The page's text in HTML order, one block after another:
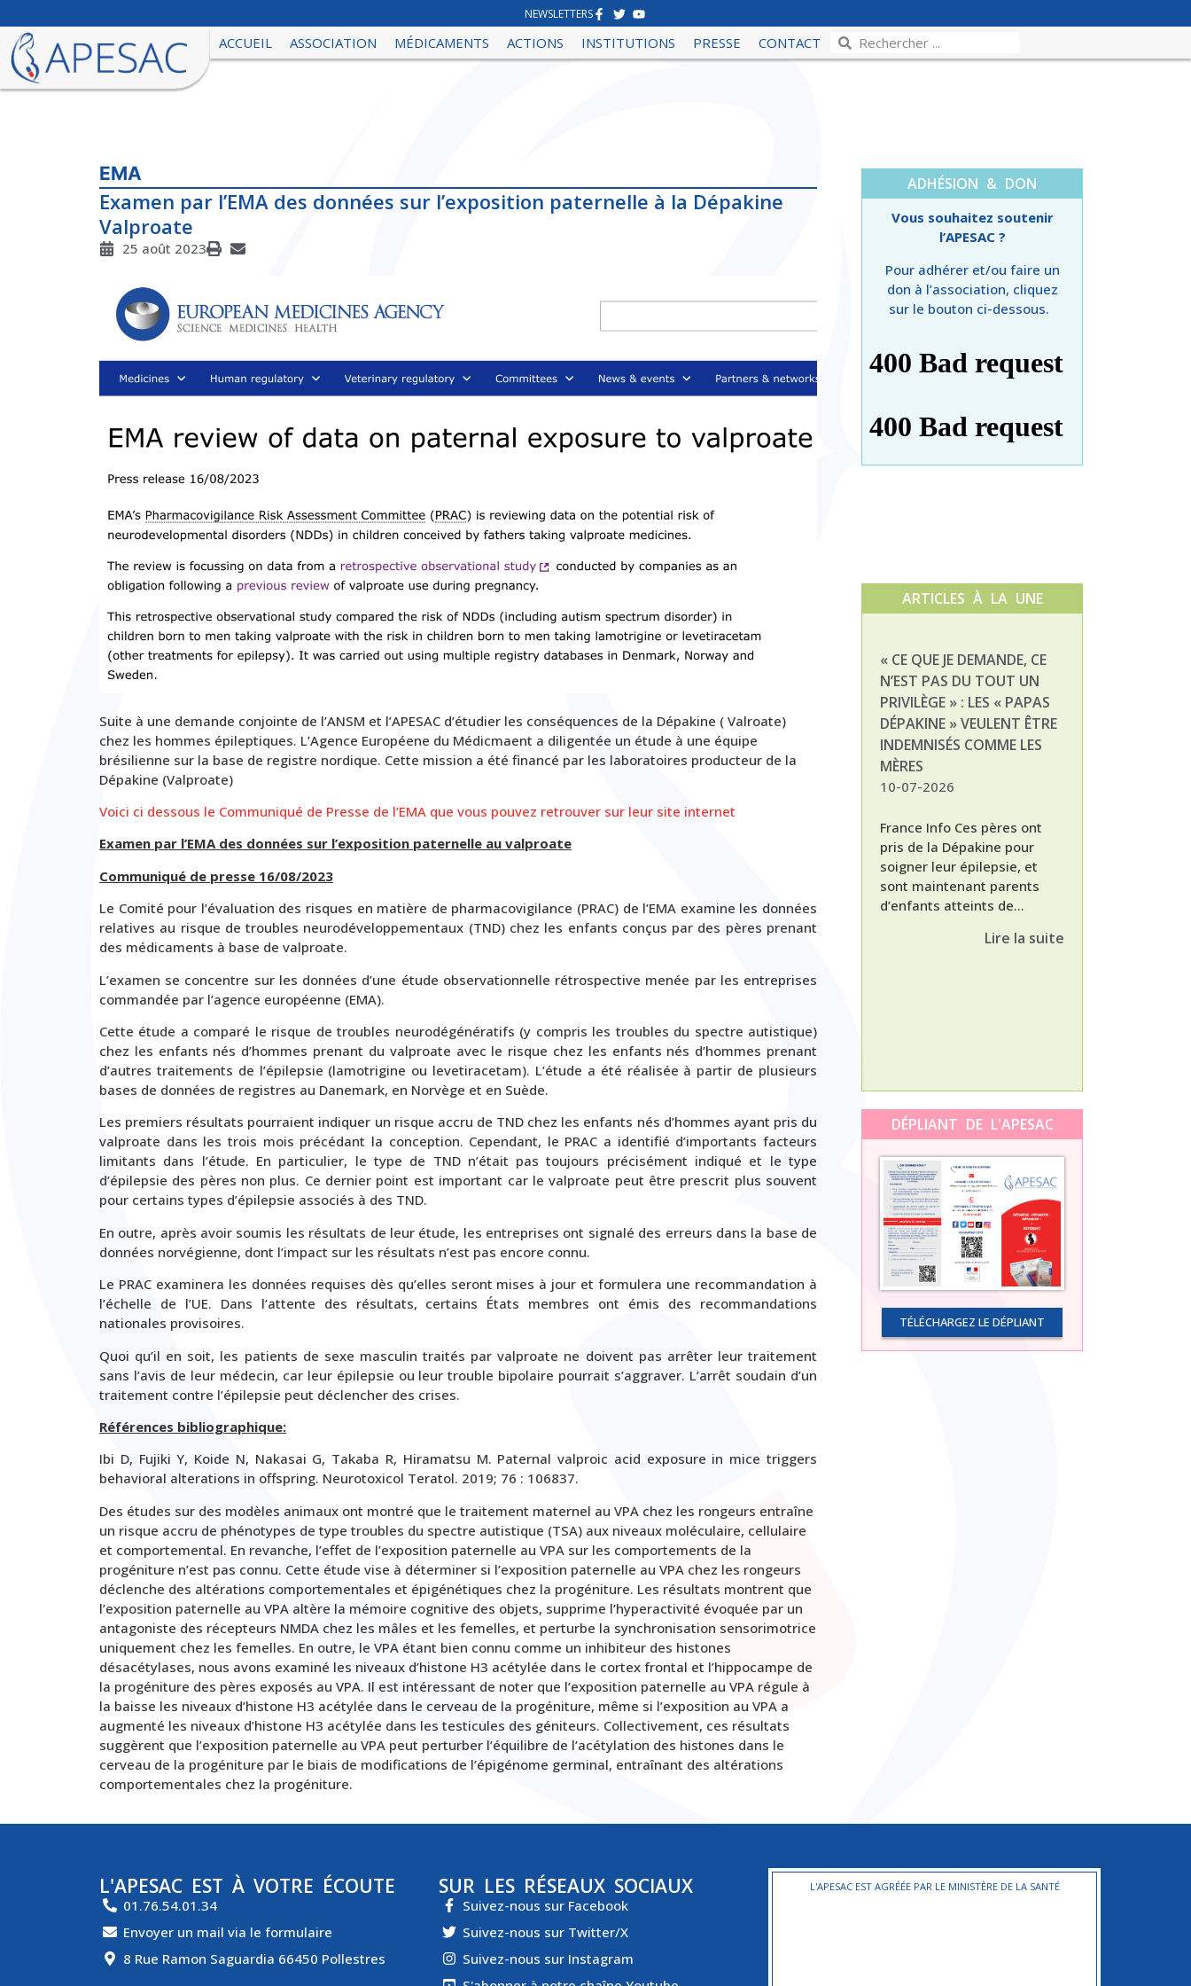
NEWSLETTERS
ACCUEIL ASSOCIATION MÉDICAMENTS ACTIONS INSTITUTIONS PRESSE CONTACT
EMA
Examen par l’EMA des données sur l’exposition paternelle à la Dépakine
Valproate
25 août 2023
Suite à une demande conjointe de l’ANSM et l’APESAC d’étudier les conséquences de la Dépakine ( Valroate)
chez les hommes épileptiques. L’Agence Européene du Médicmaent a diligentée un étude à une équipe
brésilienne sur la base de registre nordique. Cette mission a été financé par les laboratoires producteur de la
Dépakine (Valproate)
Voici ci dessous le Communiqué de Presse de l’EMA que vous pouvez retrouver sur leur site internet
Examen par l’EMA des données sur l’exposition paternelle au valproate
Communiqué de presse 16/08/2023
Le Comité pour l’évaluation des risques en matière de pharmacovigilance (PRAC) de l’EMA examine les données
relatives au risque de troubles neurodéveloppementaux (TND) chez les enfants conçus par des pères prenant
des médicaments à base de valproate.
L’examen se concentre sur les données d’une étude observationnelle rétrospective menée par les entreprises
commandée par l’agence européenne (EMA).
Cette étude a comparé le risque de troubles neurodégénératifs (y compris les troubles du spectre autistique)
chez les enfants nés d’hommes prenant du valproate avec le risque chez les enfants nés d’hommes prenant
d’autres traitements de l’épilepsie (lamotrigine ou levetiracetam). L’étude a été réalisée à partir de plusieurs
bases de données de registres au Danemark, en Norvège et en Suède.
Les premiers résultats pourraient indiquer un risque accru de TND chez les enfants nés d’hommes ayant pris du
valproate dans les trois mois précédant la conception. Cependant, le PRAC a identifié d’importants facteurs
limitants dans l’étude. En particulier, le type de TND n’était pas toujours précisément indiqué et le type
d’épilepsie des pères non plus. Ce dernier point est important car le valproate peut être prescrit plus souvent
pour certains types d’épilepsie associés à des TND.
En outre, après avoir soumis les résultats de leur étude, les entreprises ont signalé des erreurs dans la base de
données norvégienne, dont l’impact sur les résultats n’est pas encore connu.
Le PRAC examinera les données requises dès qu’elles seront mises à jour et formulera une recommandation à
l’échelle de l’UE. Dans l’attente des résultats, certains États membres ont émis des recommandations
nationales provisoires.
Quoi qu’il en soit, les patients de sexe masculin traités par valproate ne doivent pas arrêter leur traitement
sans l’avis de leur médecin, car leur épilepsie ou leur trouble bipolaire pourrait s’aggraver. L’arrêt soudain d’un
traitement contre l’épilepsie peut déclencher des crises.
Références bibliographique:
Ibi D, Fujiki Y, Koide N, Nakasai G, Takaba R, Hiramatsu M. Paternal valproic acid exposure in mice triggers
behavioral alterations in offspring. Neurotoxicol Teratol. 2019; 76 : 106837.
Des études sur des modèles animaux ont montré que le traitement maternel au VPA chez les rongeurs entraîne
un risque accru de phénotypes de type troubles du spectre autistique (TSA) aux niveaux moléculaire, cellulaire
et comportemental. En revanche, l’effet de l’exposition paternelle au VPA sur les comportements de la
progéniture n’est pas connu. Cette étude vise à déterminer si l’exposition paternelle au VPA chez les rongeurs
déclenche des altérations comportementales et épigénétiques chez la progéniture. Les résultats montrent que
l’exposition paternelle au VPA altère la mémoire cognitive des objets, supprime l’hyperactivité évoquée par un
antagoniste des récepteurs NMDA chez les mâles et les femelles, et perturbe la synchronisation sensorimotrice
uniquement chez les femelles. En outre, le VPA étant bien connu comme un inhibiteur des histones
désacétylases, nous avons examiné les niveaux d’histone H3 acétylée dans le cortex frontal et l’hippocampe de
la progéniture des pères exposés au VPA. Il est intéressant de noter que l’exposition paternelle au VPA régule à
la baisse les niveaux d’histone H3 acétylée dans le cerveau de la progéniture, même si l’exposition au VPA a
augmenté les niveaux d’histone H3 acétylée dans les testicules des géniteurs. Collectivement, ces résultats
suggèrent que l’exposition paternelle au VPA peut perturber l’équilibre de l’acétylation des histones dans le
cerveau de la progéniture par le biais de modifications de l’épigénome germinal, entraînant des altérations
comportementales chez la progéniture.
ADHÉSION & DON
Vous souhaitez soutenir
l’APESAC ?
Pour adhérer et/ou faire un
don à l’association, cliquez
sur le bouton ci-dessous.
ARTICLES À LA UNE
« CE QUE JE DEMANDE, CE
N’EST PAS DU TOUT UN
PRIVILÈGE » : LES « PAPAS
DÉPAKINE » VEULENT ÊTRE
INDEMNISÉS COMME LES
MÈRES
10-07-2026
France Info Ces pères ont
pris de la Dépakine pour
soigner leur épilepsie, et
sont maintenant parents
d’enfants atteints de...
Lire la suite
DÉPLIANT DE L'APESAC
TÉLÉCHARGEZ LE DÉPLIANT
L'APESAC EST À VOTRE ÉCOUTE
01.76.54.01.34
Envoyer un mail via le formulaire
8 Rue Ramon Saguardia 66450 Pollestres
SUR LES RÉSEAUX SOCIAUX
Suivez-nous sur Facebook
Suivez-nous sur Twitter/X
Suivez-nous sur Instagram
L'APESAC EST AGRÉÉE PAR LE MINISTÈRE DE LA SANTÉ